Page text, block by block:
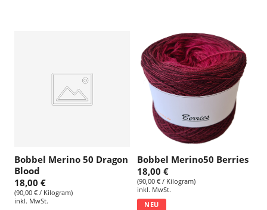
Bobbel Merino 50 Dragon
Blood
18,00 €
(90,00 € / Kilogram)
inkl. MwSt.
Bobbel Merino50 Berries
18,00 €
(90,00 € / Kilogram)
inkl. MwSt.
NEU